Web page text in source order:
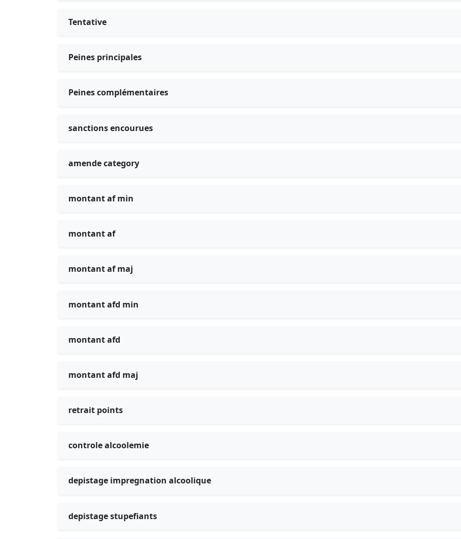
Tentative
Peines principales
Peines complémentaires
sanctions encourues
amende category
montant af min
montant af
montant af maj
montant afd min
montant afd
montant afd maj
retrait points
controle alcoolemie
depistage impregnation alcoolique
depistage stupefiants